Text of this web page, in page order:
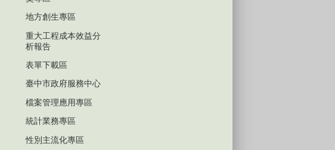
地方創生專區
重大工程成本效益分
析報告
表單下載區
臺中市政府服務中心
檔案管理應用專區
統計業務專區
性別主流化專區